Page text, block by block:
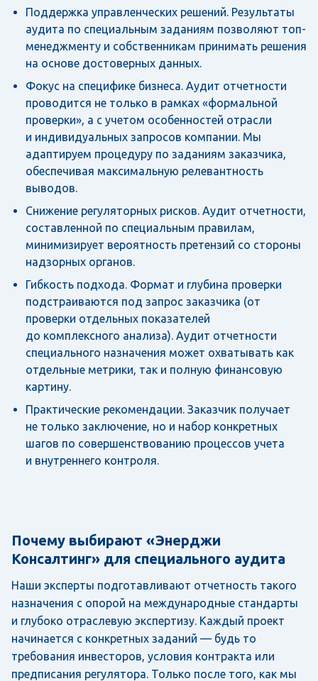
Поддержка управленческих решений. Результаты
аудита по специальным заданиям позволяют топ-
менеджменту и собственникам принимать решения
на основе достоверных данных.
Фокус на специфике бизнеса. Аудит отчетности
проводится не только в рамках «формальной
проверки», а с учетом особенностей отрасли
и индивидуальных запросов компании. Мы
адаптируем процедуру по заданиям заказчика,
обеспечивая максимальную релевантность
выводов.
Снижение регуляторных рисков. Аудит отчетности,
составленной по специальным правилам,
минимизирует вероятность претензий со стороны
надзорных органов.
Гибкость подхода. Формат и глубина проверки
подстраиваются под запрос заказчика (от
проверки отдельных показателей
до комплексного анализа). Аудит отчетности
специального назначения может охватывать как
отдельные метрики, так и полную финансовую
картину.
Практические рекомендации. Заказчик получает
не только заключение, но и набор конкретных
шагов по совершенствованию процессов учета
и внутреннего контроля.
Почему выбирают «Энерджи
Консалтинг» для специального аудита
Наши эксперты подготавливают отчетность такого
назначения с опорой на международные стандарты
и глубоко отраслевую экспертизу. Каждый проект
начинается с конкретных заданий — будь то
требования инвесторов, условия контракта или
предписания регулятора. Только после того, как мы